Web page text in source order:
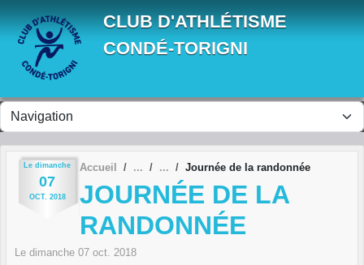
CLUB D'ATHLÉTISME
CONDÉ-TORIGNI
Le dimanche
07
OCT. 2018
Accueil Journée de la randonnée
JOURNÉE DE LA
RANDONNÉE
Le dimanche 07 oct. 2018